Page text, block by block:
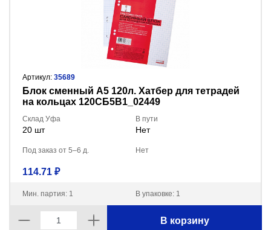
Артикул: 35689
Блок сменный А5 120л. Хатбер для тетрадей
на кольцах 120СБ5B1_02449
Склад Уфа
20 шт
В пути
Нет
Под заказ от 5–6 д. Нет
114.71 ₽
Мин. партия: 1 В упаковке: 1
В корзину